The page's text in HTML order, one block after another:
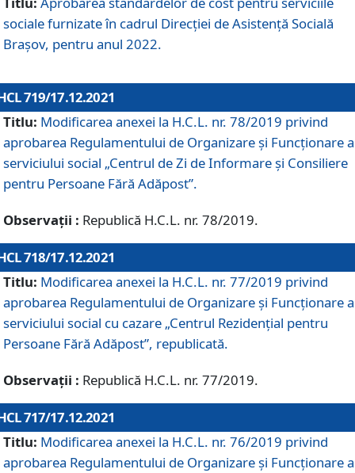
sociale furnizate în cadrul Direcției de Asistență Socială
Brașov, pentru anul 2022.
719/17.12.2021
Titlu: Modificarea anexei la H.C.L. nr. 78/2019 privind
aprobarea Regulamentului de Organizare și Funcționare
serviciului social „Centrul de Zi de Informare şi Consiliere
pentru Persoane Fără Adăpost”.
Observații : Republică H.C.L. nr. 78/2019.
718/17.12.2021
Titlu: Modificarea anexei la H.C.L. nr. 77/2019 privind
aprobarea Regulamentului de Organizare și Funcționare
serviciului social cu cazare „Centrul Rezidențial pentru
Persoane Fără Adăpost”, republicată.
Observații : Republică H.C.L. nr. 77/2019.
717/17.12.2021
Titlu: Modificarea anexei la H.C.L. nr. 76/2019 privind
aprobarea Regulamentului de Organizare şi Funcționare